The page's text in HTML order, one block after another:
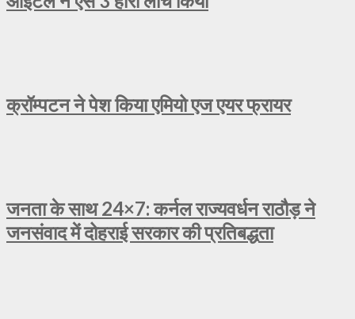
क्रॉम्पटन ने पेश किया एमियो एज एयर फ्रायर
जनता के साथ 24×7: कर्नल राज्यवर्धन राठौड़ ने
जनसंवाद में दोहराई सरकार की प्रतिबद्धता